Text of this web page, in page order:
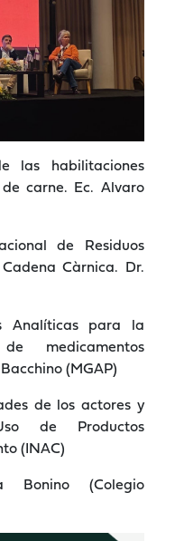
las habilitaciones
carne. Ec. Alvaro
de Residuos
Càrnica. Dr.
Analíticas para la
medicamentos
(MGAP)
de los actores y
de Productos
(INAC)
Bonino (Colegio